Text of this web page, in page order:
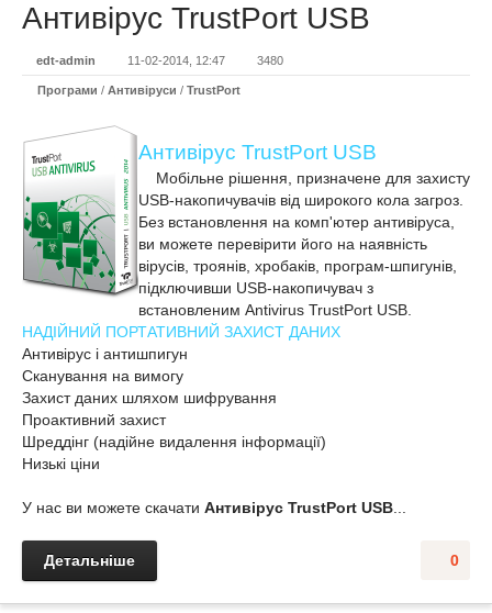
Антивірус TrustPort USB
edt-admin 11-02-2014, 12:47 3480
Програми / Антивіруси / TrustPort
Антивірус TrustPort USB
Мобільне рішення, призначене для захисту
USB-накопичувачів від широкого кола загроз.
Без встановлення на комп'ютер антивіруса,
ви можете перевірити його на наявність
вірусів, троянів, хробаків, програм-шпигунів,
підключивши USB-накопичувач з
встановленим Antivirus TrustPort USB.
НАДІЙНИЙ ПОРТАТИВНИЙ ЗАХИСТ ДАНИХ
Антивірус і антишпигун
Сканування на вимогу
Захист даних шляхом шифрування
Проактивний захист
Шреддінг (надійне видалення інформації)
Низькі ціни
У нас ви можете скачати Антивірус TrustPort USB
0
Детальніше